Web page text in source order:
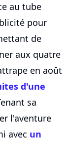
au tube
pour
de
aux quatre
en août
d'une
sa
l'aventure
avec un